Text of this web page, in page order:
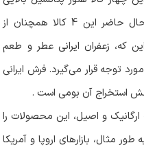
دارند، اما چالش‌ها عمیق هستند. در حال حاضر این 4 کالا همچنان از
که، زعفران ایرانی عطر و طعم
توجه قرار می‌گیرد. فرش ایرانی
استخراج آن بومی است .
و اصیل، این محصولات را
مثال، بازارهای اروپا و آمریکا